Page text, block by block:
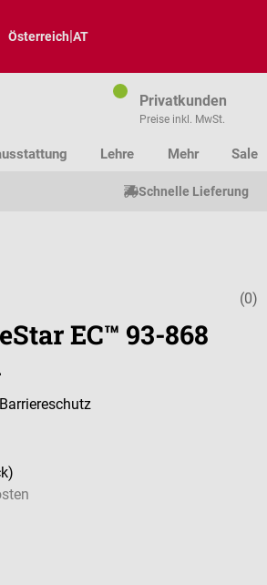
Österreich|AT
Privatkunden
Preise inkl. MwSt.
Lehre Mehr Sale
Schnelle Lieferung
(0)
EC™ 93-868